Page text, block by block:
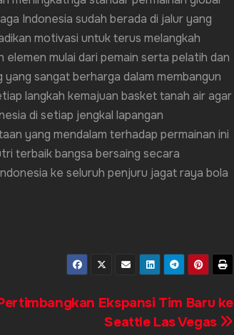
Indonesia sudah berada di jalur yang
motivasi untuk terus melangkah
elemen mulai dari pemain serta pelatih dan
sangat berharga dalam membangun
langkah kemajuan basket tanah air agar
di setiap jengkal lapangan
yang mendalam terhadap permainan ini
terbaik bangsa bersaing secara
ke seluruh penjuru jagat raya bola
Ekspansi Tim Baru ke
Seattle Las Vegas